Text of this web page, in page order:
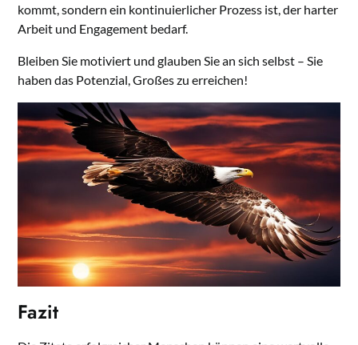
kommt, sondern ein kontinuierlicher Prozess ist, der harter
Arbeit und Engagement bedarf.
Bleiben Sie motiviert und glauben Sie an sich selbst – Sie
haben das Potenzial, Großes zu erreichen!
Fazit